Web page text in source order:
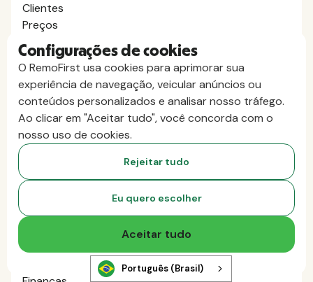
Clientes
Preços
Sobre nós
Carreiras
IA, comece aqui
Produto
Employer of Record
Folha de pagamento global
Empreiteiros internacionais
Vistos e permissões de trabalho
Gerenciamento da força de trabalho
Verificações de antecedentes
Soluções
Recursos Humanos
Configurações de cookies
O RemoFirst usa cookies para aprimorar sua
experiência de navegação, veicular anúncios ou
conteúdos personalizados e analisar nosso tráfego.
Ao clicar em "Aceitar tudo", você concorda com o
nosso uso de cookies.
Rejeitar tudo
Eu quero escolher
Aceitar tudo
Português (Brasil)